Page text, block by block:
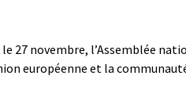
le 27 novembre, l’Assemblée
européenne et la